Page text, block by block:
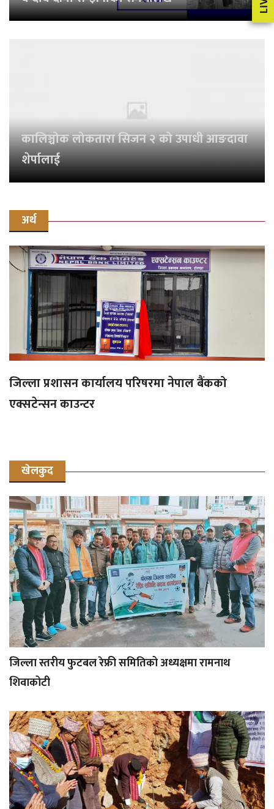
कालिञ्चोक लोकतारा सिजन २ को उपाधी आङदावा
शेर्पालाई
अर्थ
जिल्ला प्रशासन कार्यालय परिषरमा नेपाल बैंकको
एक्सटेन्सन काउन्टर
खेलकुद
जिल्ला स्तरीय फुटबल रेफ्री समितिको अध्यक्षमा रामनाथ
शिवाकोटी